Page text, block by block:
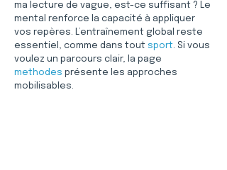
ma lecture de vague, est-ce suffisant ? Le
mental renforce la capacité à appliquer
vos repères. L’entraînement global reste
essentiel, comme dans tout sport. Si vous
voulez un parcours clair, la page
methodes présente les approches
mobilisables.